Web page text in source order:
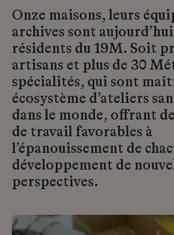
Onze maisons, leurs
archives sont
résidents du 19M. Soit
artisans et plus de 30
spécialités, qui sont
écosystème d’ateliers
dans le monde, offrant
de travail favorables à
l’épanouissement de
développement de
perspectives.